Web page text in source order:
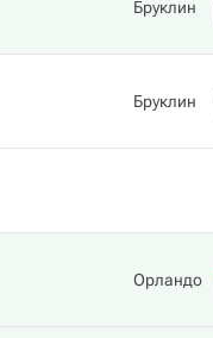
Бруклин
Бруклин
Орландо